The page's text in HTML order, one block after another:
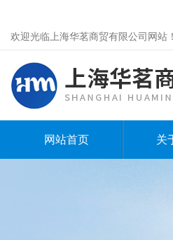
欢迎光临上海华茗商贸有限公司网站！
网站首页 关